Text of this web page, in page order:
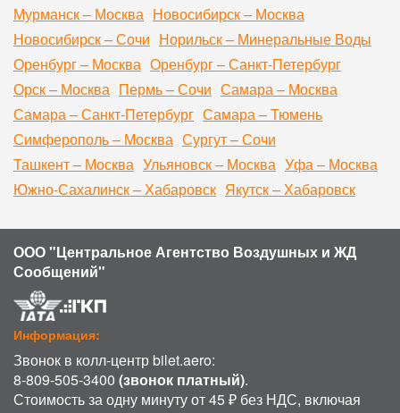
Мурманск – Москва Новосибирск – Москва
Новосибирск – Сочи Норильск – Минеральные Воды
Оренбург – Москва Оренбург – Санкт-Петербург
Орск – Москва Пермь – Сочи Самара – Москва
Самара – Санкт-Петербург Самара – Тюмень
Симферополь – Москва Сургут – Сочи
Ташкент – Москва Ульяновск – Москва Уфа – Москва
Южно-Сахалинск – Хабаровск Якутск – Хабаровск
ООО "Центральное Агентство Воздушных и ЖД
Сообщений"
Информация:
Звонок в колл-центр bilet.aero:
8-809-505-3400 (звонок платный).
Стоимость за одну минуту от 45 ₽ без НДС, включая